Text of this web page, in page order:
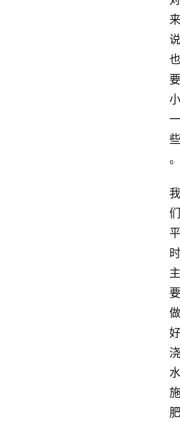
来
说
也
要
小
一
些
。
我
们
平
时
主
要
做
好
浇
水
施
肥